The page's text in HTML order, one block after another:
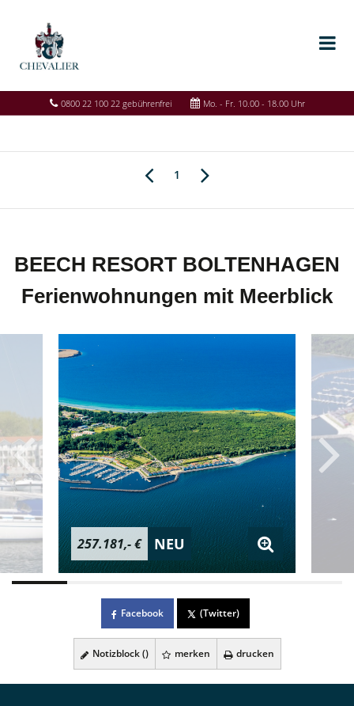
0800 22 100 22 gebührenfrei Mo. - Fr. 10.00 - 18.00 Uhr
1
BEECH RESORT BOLTENHAGEN
Ferienwohnungen mit Meerblick
257.181,- € NEU
Facebook (Twitter)
Notizblock () merken drucken